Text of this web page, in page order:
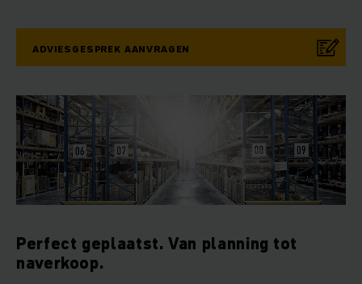
ADVIESGESPREK AANVRAGEN
Perfect geplaatst. Van planning tot
naverkoop.